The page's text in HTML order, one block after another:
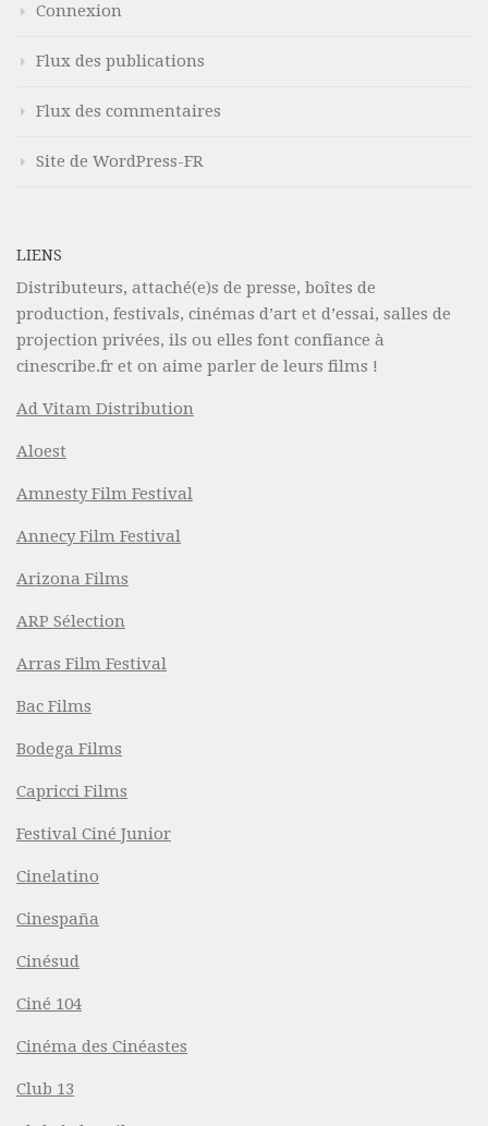
Connexion
Flux des publications
Flux des commentaires
Site de WordPress-FR
LIENS
Distributeurs, attaché(e)s de presse, boîtes de
production, festivals, cinémas d’art et d’essai, salles de
projection privées, ils ou elles font confiance à
cinescribe.fr et on aime parler de leurs films !
Ad Vitam Distribution
Aloest
Amnesty Film Festival
Annecy Film Festival
Arizona Films
ARP Sélection
Arras Film Festival
Bac Films
Bodega Films
Capricci Films
Festival Ciné Junior
Cinelatino
Cinespaña
Cinésud
Ciné 104
Cinéma des Cinéastes
Club 13